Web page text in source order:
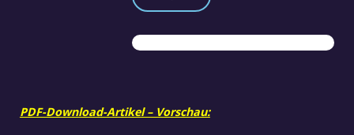
Sauerstoff
Menge
PDF-Download-Artikel – Vorschau: